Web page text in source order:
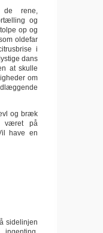
de rene,
og
op og
oldefar
i
dans
at skulle
om
og bræk
været på
have en
sidelinjen